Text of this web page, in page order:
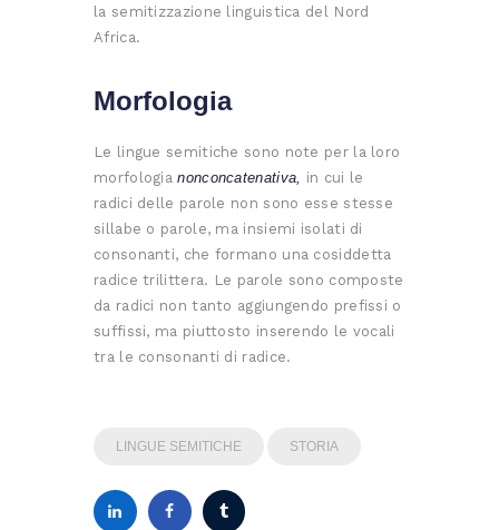
la semitizzazione linguistica del Nord
Africa.
Morfologia
Le lingue semitiche sono note per la loro
morfologianonconcatenativa, in cui le
radici delle parole non sono esse stesse
sillabe o parole, ma insiemi isolati di
consonanti, che formano una cosiddetta
radice trilittera. Le parole sono composte
da radici non tanto aggiungendo prefissi o
suffissi, ma piuttosto inserendo le vocali
tra le consonanti di radice.
LINGUE SEMITICHE STORIA